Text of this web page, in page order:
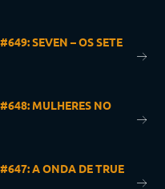
SEVEN – OS SETE
MULHERES NO
A ONDA DE TRUE